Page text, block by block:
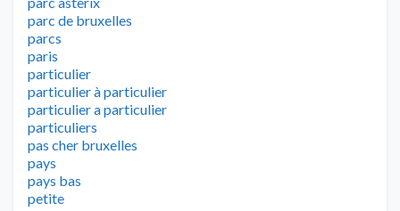
parc de bruxelles
parcs
paris
particulier
particulier à particulier
particulier a particulier
particuliers
pas cher bruxelles
pays
pays bas
petite